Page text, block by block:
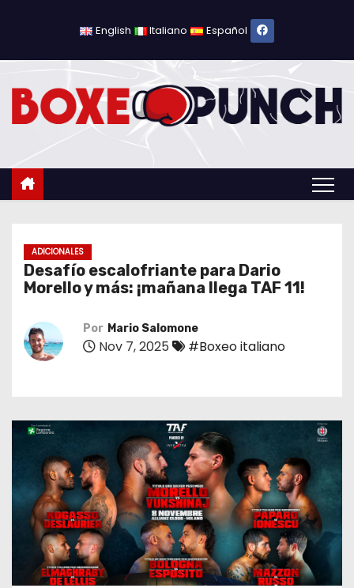
l
English Italiano Español
ADICIONALES
Desafío escalofriante para Dario
Morello y más: ¡mañana llega TAF 11!
Por Mario Salomone
Nov 7, 2025 #Boxeo italiano